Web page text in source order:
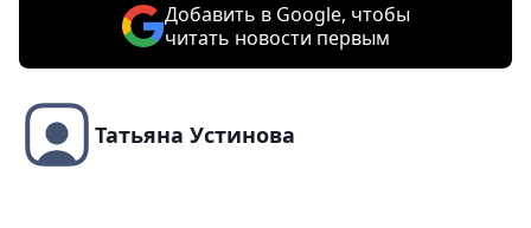
Добавить в Google, чтобы
читать новости первым
Татьяна Устинова